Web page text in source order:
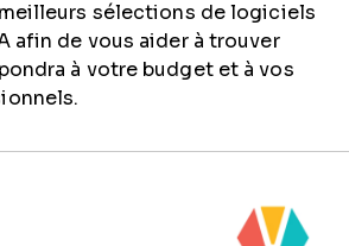
sélections de logiciels
afin de vous aider à trouver
à votre budget et à vos